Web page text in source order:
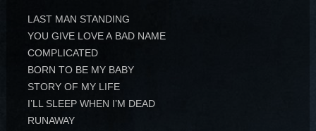
LAST MAN STANDING
YOU GIVE LOVE A BAD NAME
COMPLICATED
BORN TO BE MY BABY
STORY OF MY LIFE
I’LL SLEEP WHEN I’M DEAD
RUNAWAY